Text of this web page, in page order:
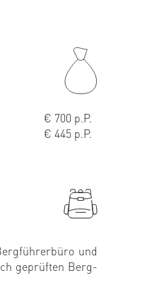
€ 700 p.P.
€ 445 p.P.
und
geprüften Berg-